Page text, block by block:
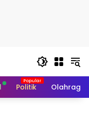
Politik Olahraga